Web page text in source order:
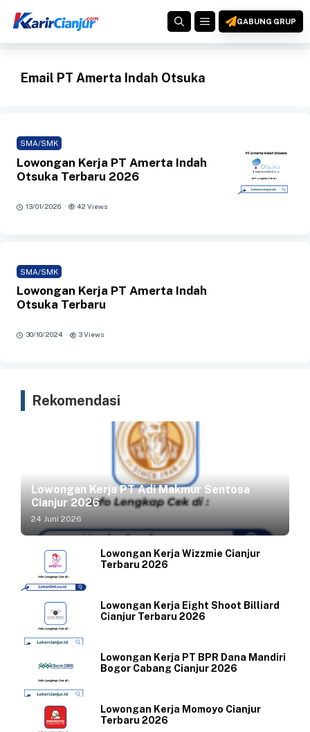
MENUGABUNG GRUP
Email PT Amerta Indah Otsuka
SMA/SMK
Lowongan Kerja PT Amerta Indah
Otsuka Terbaru 2026
13/01/2026 · 42 Views
SMA/SMK
Lowongan Kerja PT Amerta Indah
Otsuka Terbaru
30/10/2024 · 3 Views
Rekomendasi
Lowongan Kerja PT Adi Makmur Sentosa
Cianjur 2026
24 Juni 2026
Lowongan Kerja Wizzmie Cianjur
Terbaru 2026
Lowongan Kerja Eight Shoot Billiard
Cianjur Terbaru 2026
Lowongan Kerja PT BPR Dana Mandiri
Bogor Cabang Cianjur 2026
Lowongan Kerja Momoyo Cianjur
Terbaru 2026